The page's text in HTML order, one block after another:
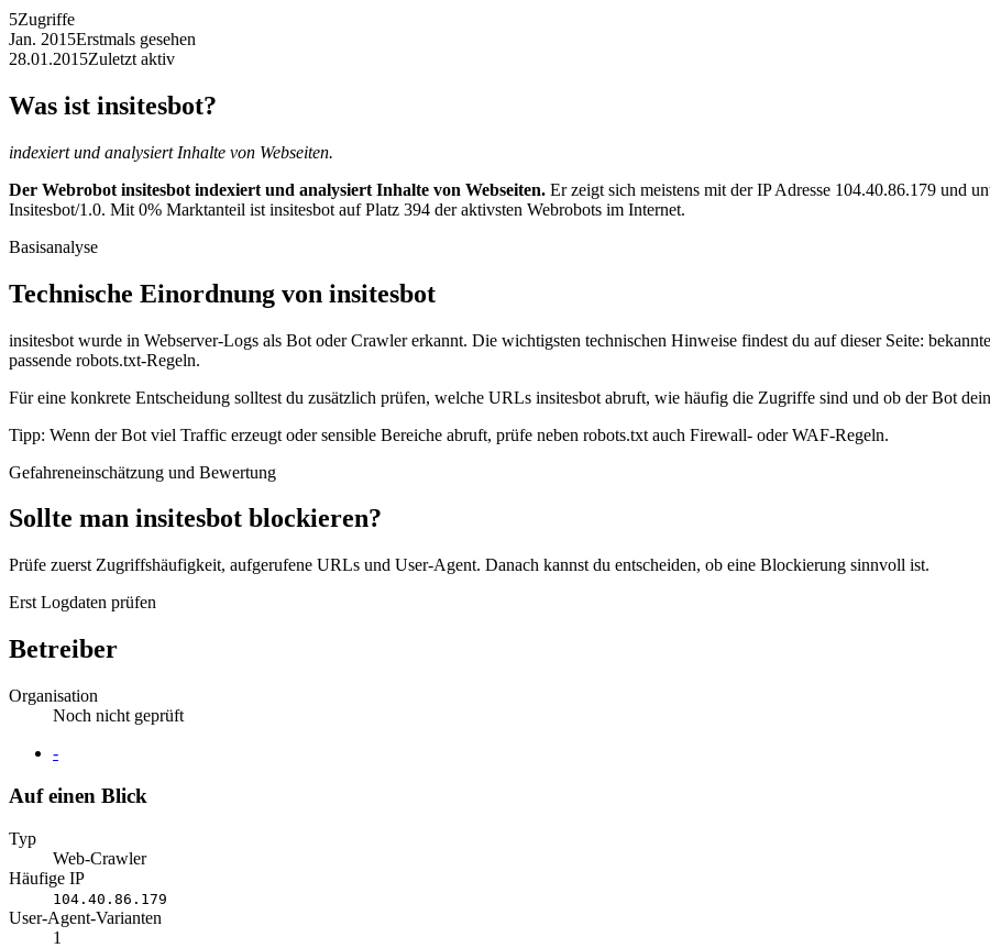
5Zugriffe
Jan. 2015Erstmals gesehen
28.01.2015Zuletzt aktiv
Was ist insitesbot?
indexiert und analysiert Inhalte von Webseiten.
Der Webrobot insitesbot indexiert und analysiert Inhalte von Webseiten. Er zeigt sich meistens mit der IP Adresse 104.40.86.179 und
Insitesbot/1.0. Mit 0% Marktanteil ist insitesbot auf Platz 394 der aktivsten Webrobots im Internet.
Basisanalyse
Technische Einordnung von insitesbot
insitesbot wurde in Webserver-Logs als Bot oder Crawler erkannt. Die wichtigsten technischen Hinweise findest du auf dieser Seite:
passende robots.txt-Regeln.
Für eine konkrete Entscheidung solltest du zusätzlich prüfen, welche URLs insitesbot abruft, wie häufig die Zugriffe sind und ob der Bot
Tipp: Wenn der Bot viel Traffic erzeugt oder sensible Bereiche abruft, prüfe neben robots.txt auch Firewall- oder WAF-Regeln.
Gefahreneinschätzung und Bewertung
Sollte man insitesbot blockieren?
Prüfe zuerst Zugriffshäufigkeit, aufgerufene URLs und User-Agent. Danach kannst du entscheiden, ob eine Blockierung sinnvoll ist.
Erst Logdaten prüfen
Betreiber
Organisation
Noch nicht geprüft
Website
-
Auf einen Blick
Typ
Web-Crawler
Häufige IP
104.40.86.179
User-Agent-Varianten
1